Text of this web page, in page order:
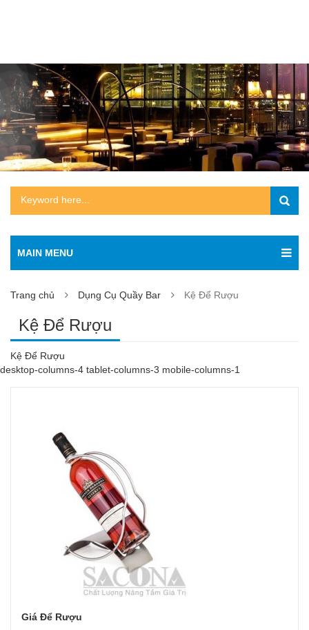
MAIN MENU
Trang chủ Dụng Cụ Quầy Bar Kệ Để Rượu
Kệ Để Rượu
Kệ Để Rượu
desktop-columns-4 tablet-columns-3 mobile-columns-1
Giá Để Rượu